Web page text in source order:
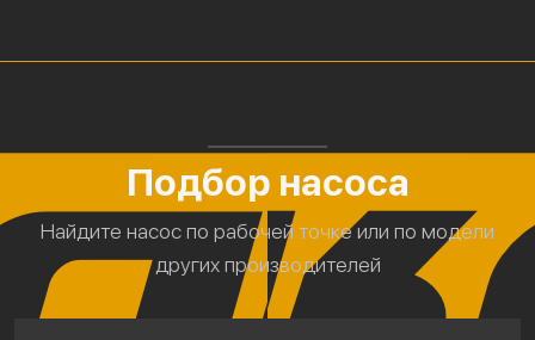
Подбор насоса
Найдите насос по рабочей точке или по модели
других производителей